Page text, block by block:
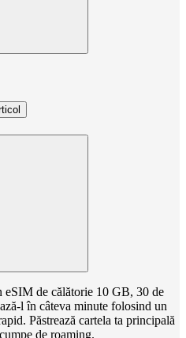
de călătorie 10 GB, 30 de
l în câteva minute folosind un
Păstrează cartela ta principală
de roaming.